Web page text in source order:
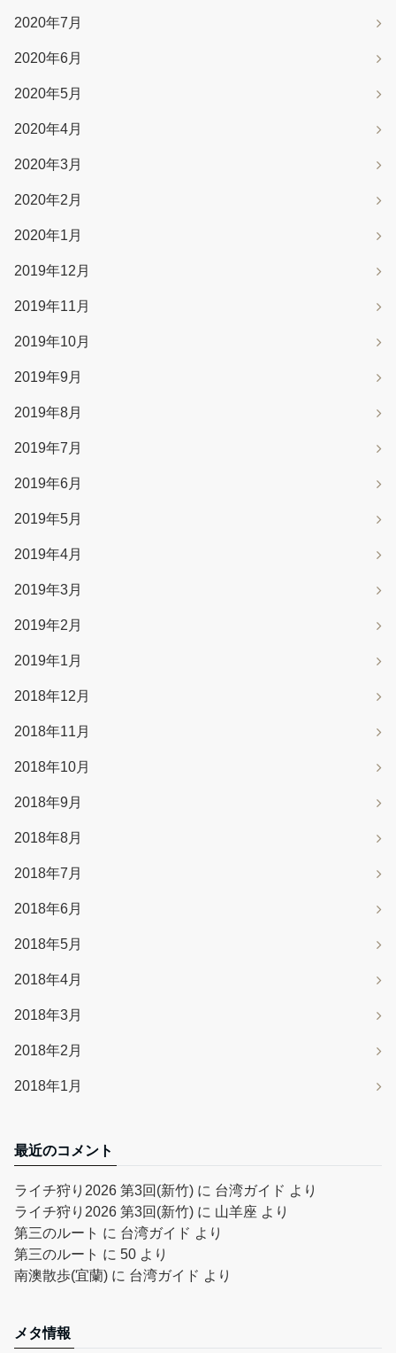
2020年7月
2020年6月
2020年5月
2020年4月
2020年3月
2020年2月
2020年1月
2019年12月
2019年11月
2019年10月
2019年9月
2019年8月
2019年7月
2019年6月
2019年5月
2019年4月
2019年3月
2019年2月
2019年1月
2018年12月
2018年11月
2018年10月
2018年9月
2018年8月
2018年7月
2018年6月
2018年5月
2018年4月
2018年3月
2018年2月
2018年1月
最近のコメント
ライチ狩り2026 第3回(新竹) に 台湾ガイド より
ライチ狩り2026 第3回(新竹) に 山羊座 より
第三のルート に 台湾ガイド より
第三のルート に 50 より
南澳散歩(宜蘭) に 台湾ガイド より
メタ情報